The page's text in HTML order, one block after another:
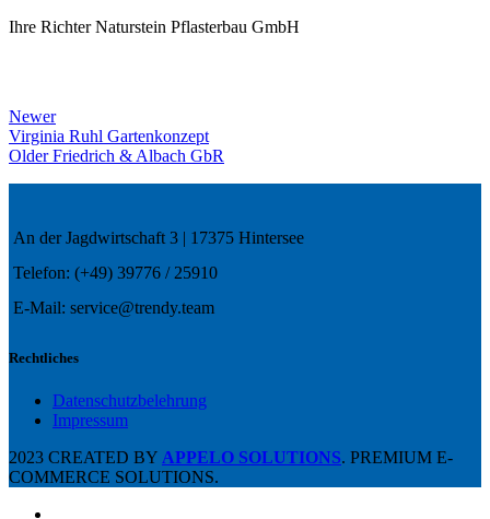
Ihre Richter Naturstein Pflasterbau GmbH
Newer
Virginia Ruhl Gartenkonzept
Older Friedrich & Albach GbR
An der Jagdwirtschaft 3 | 17375 Hintersee
Telefon: (+49) 39776 / 25910
E-Mail: service@trendy.team
Rechtliches
Datenschutzbelehrung
Impressum
2023 CREATED BY APPELO SOLUTIONS. PREMIUM E-
COMMERCE SOLUTIONS.